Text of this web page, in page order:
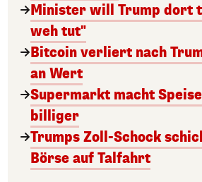
Minister will Trump dort
weh tut"
Bitcoin verliert nach
an Wert
Supermarkt macht
billiger
Trumps Zoll-Schock
Börse auf Talfahrt